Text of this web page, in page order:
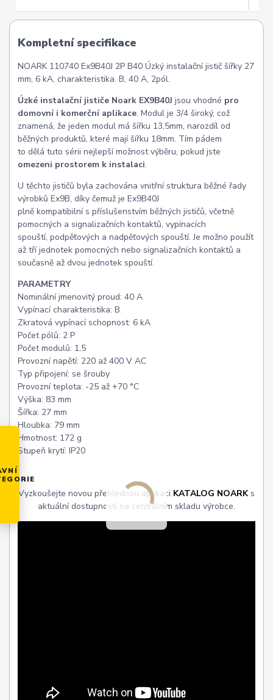
Kompletní specifikace
NOARK 110740 Ex9B40J 2P B40 Úzký instalační jistič šířky 27
mm, 6 kA, charakteristika. B, 40 A, 2pól.
Úzké instalační jističe Noark EX9B40J jsou vhodné pro
domovní i komerční aplikace. Modul je 3/4 široký, což
znamená, že jeden modul má šířku 13,5mm, narozdíl od
běžných produktů, které mají šířku 18mm. Tím pádem
to dělá tuto sérii nejlepší možnost výběru, pokud jste
omezeni prostorem k instalaci.
U těchto jističů byla zachována vnitřní struktura běžné řady
výrobků Ex9B, díky čemuž je Ex9B40J
plně kompatibilní s příslušenstvím běžných jističů, včetně
pomocných a signalizačních kontaktů, vypínacích
spouští, podpěťových a nadpěťových spouští. Je možno použít
až tří jednotek pomocných nebo signalizačních kontaktů a
současně až dvou jednotek spouští.
PARAMETRY
Nominální jmenovitý proud: 40 A
Vypínací charakteristika: B
Zkratová vypínací schopnost: 6 kA
Počet pólů: 2 P
Počet modulů: 1,5
Provozní napětí: 220 až 400 V AC
Typ připojení: se šrouby
Provozní teplota: -25 až +70 °C
Výška: 83 mm
Šířka: 27 mm
Hloubka: 79 mm
Hmotnost: 172 g
Stupeň krytí: IP20
Vyzkoušejte novou přehlednou aplikaci KATALOG NOARKs
aktuální dostupností na centrálním skladu výrobce.